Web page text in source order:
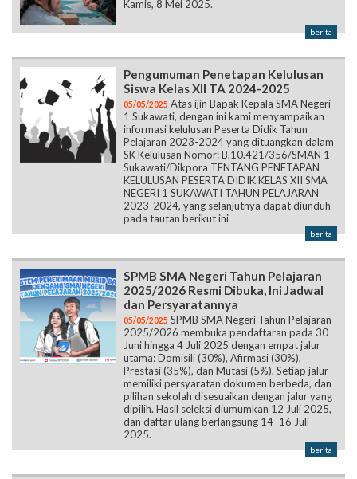
Kamis, 8 Mei 2025.
berita
Pengumuman Penetapan Kelulusan
Siswa Kelas XII TA 2024-2025
05/05/2025 Atas ijin Bapak Kepala SMA Negeri
1 Sukawati, dengan ini kami menyampaikan
informasi kelulusan Peserta Didik Tahun
Pelajaran 2023-2024 yang dituangkan dalam
SK Kelulusan Nomor: B.10.421/356/SMAN 1
Sukawati/Dikpora TENTANG PENETAPAN
KELULUSAN PESERTA DIDIK KELAS XII SMA
NEGERI 1 SUKAWATI TAHUN PELAJARAN
2023-2024, yang selanjutnya dapat diunduh
pada tautan berikut ini
berita
SPMB SMA Negeri Tahun Pelajaran
2025/2026 Resmi Dibuka, Ini Jadwal
dan Persyaratannya
05/05/2025 SPMB SMA Negeri Tahun Pelajaran
2025/2026 membuka pendaftaran pada 30
Juni hingga 4 Juli 2025 dengan empat jalur
utama: Domisili (30%), Afirmasi (30%),
Prestasi (35%), dan Mutasi (5%). Setiap jalur
memiliki persyaratan dokumen berbeda, dan
pilihan sekolah disesuaikan dengan jalur yang
dipilih. Hasil seleksi diumumkan 12 Juli 2025,
dan daftar ulang berlangsung 14–16 Juli
2025.
berita